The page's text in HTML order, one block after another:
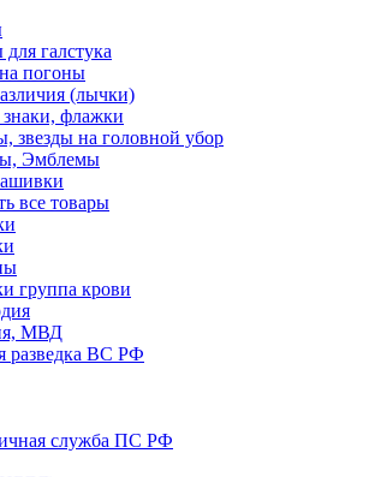
галстука
погоны
(лычки)
знаки, флажки
звезды на головной убор
Эмблемы
все товары
группа крови
МВД
разведка ВС РФ
служба ПС РФ